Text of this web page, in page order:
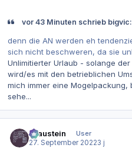
vor 43 Minuten schrieb bigvic:
denn die AN werden eh
sich nicht beschweren, da sie
Unlimitierter Urlaub - solange
wird/es mit den betrieblichen
mich immer eine Mogelpackung,
sehe...
Graustein
User
27. September 20223 j